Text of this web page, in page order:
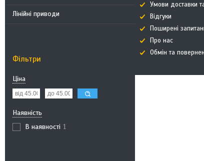
Лінійні приводи
Фільтри
Ціна
Наявність
В наявності 1
Умови доставки
Відгуки
Поширені
Про нас
Обмін та